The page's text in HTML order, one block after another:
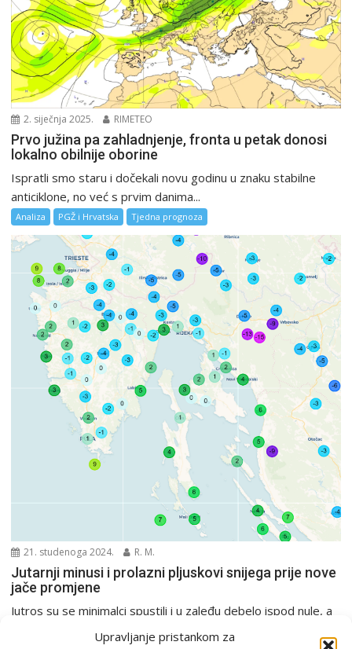
Upravljanje pristankom za
2. siječnja 2025. RIMETEO
Prvo južina pa zahladnjenje, fronta u petak donosi
lokalno obilnije oborine
Ispratli smo staru i dočekali novu godinu u znaku stabilne
anticiklone, no već s prvim danima...
Analiza PGŽ i Hrvatska Tjedna prognoza
21. studenoga 2024. R. M.
Jutarnji minusi i prolazni pljuskovi snijega prije nove
jače promjene
Jutros su se minimalci spustili i u zaleđu debelo ispod nule, a
u Gorskom kotaru bili...